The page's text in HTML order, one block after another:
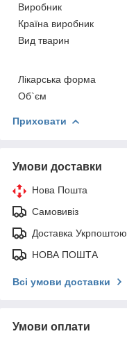
Виробник
Країна виробник
Вид тварин
Лікарська форма
Об`єм
Приховати
Умови доставки
Нова Пошта
Самовивіз
Доставка Укрпоштою
НОВА ПОШТА
Всі умови доставки
Умови оплати